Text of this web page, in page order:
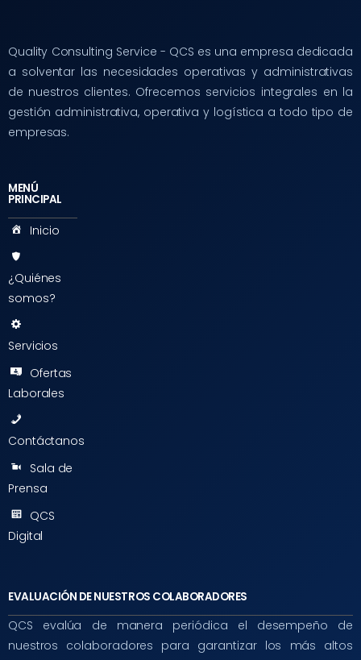
Quality Consulting Service - QCS es una empresa dedicada
a solventar las necesidades operativas y administrativas
de nuestros clientes. Ofrecemos servicios integrales en la
gestión administrativa, operativa y logística a todo tipo de
empresas.
MENÚ
PRINCIPAL
Inicio
¿Quiénes
somos?
Servicios
Ofertas
Laborales
Contáctanos
Sala de
Prensa
QCS
Digital
EVALUACIÓN DE NUESTROS COLABORADORES
QCS evalúa de manera periódica el desempeño de
nuestros colaboradores para garantizar los más altos